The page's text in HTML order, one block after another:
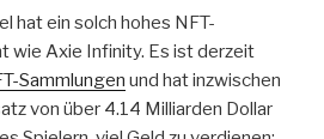
hat ein solch hohes NFT-
wie Axie Infinity. Es ist derzeit
Sammlungen und hat inzwischen
von über 4.14 Milliarden Dollar